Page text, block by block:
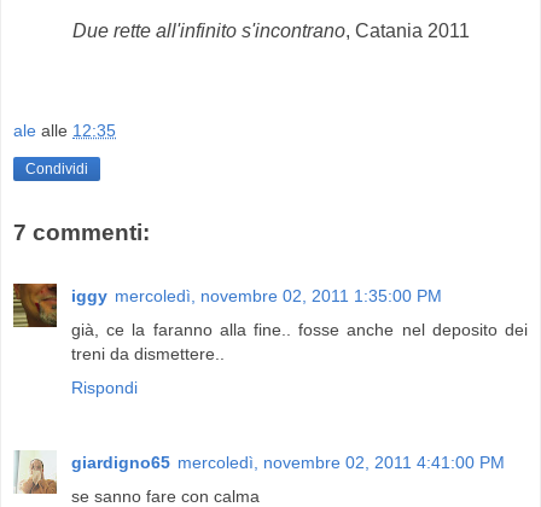
Due rette all'infinito s'incontrano, Catania 2011
ale alle 12:35
Condividi
7 commenti:
iggy mercoledì, novembre 02, 2011 1:35:00 PM
già, ce la faranno alla fine.. fosse anche nel deposito dei
treni da dismettere..
Rispondi
giardigno65 mercoledì, novembre 02, 2011 4:41:00 PM
se sanno fare con calma